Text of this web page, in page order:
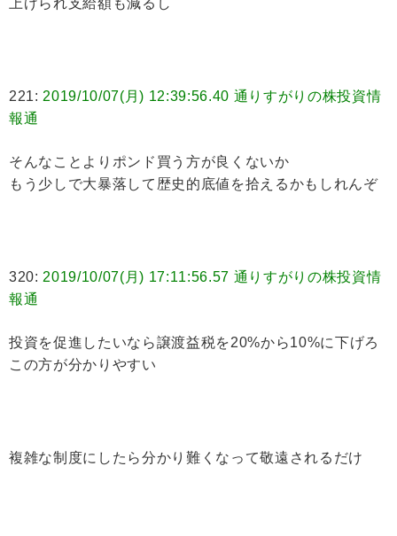
221: 2019/10/07(月) 12:39:56.40 通りすがりの株投資情
報通
そんなことよりポンド買う方が良くないか
もう少しで大暴落して歴史的底値を拾えるかもしれんぞ
320: 2019/10/07(月) 17:11:56.57 通りすがりの株投資情
報通
投資を促進したいなら譲渡益税を20%から10%に下げろ
この方が分かりやすい
複雑な制度にしたら分かり難くなって敬遠されるだけ